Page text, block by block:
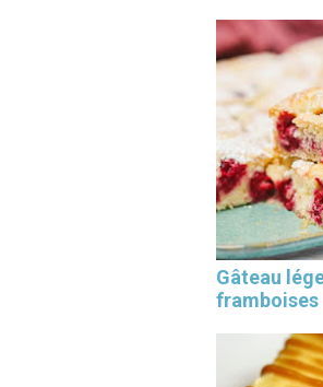
Gâteau
framboises
Les 30 outils indispensables
EN PÂTISSERIE